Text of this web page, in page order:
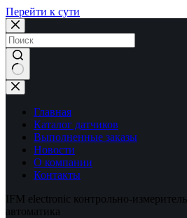
Перейти к сути
Ничего
не
найденоГлавная
Каталог датчиков
Выполненные заказы
Новости
О компании
Контакты
IFM electronic контрольно-
автоматика